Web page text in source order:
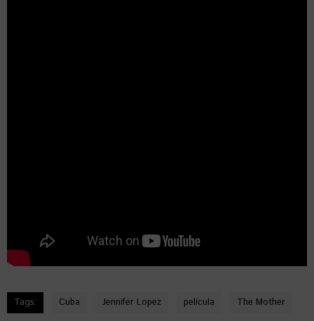
Tags: Cuba Jennifer Lopez película The Mother